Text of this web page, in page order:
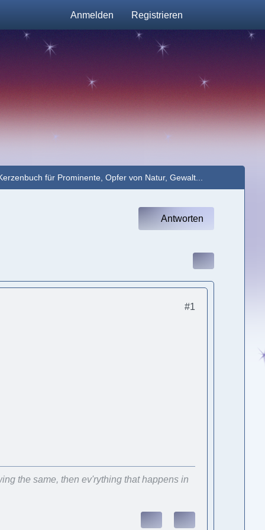
Anmelden Registrieren
für Prominente, Opfer von Natur, Gewalt...
Antworten
#1
the same, then ev'rything that happens in